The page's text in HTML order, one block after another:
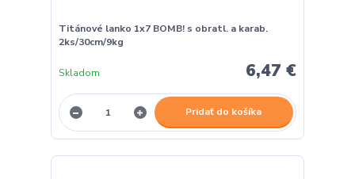
Titánové lanko 1x7 BOMB! s obratl. a karab.
2ks/30cm/9kg
6,47 €
Skladom
Pridať do košíka